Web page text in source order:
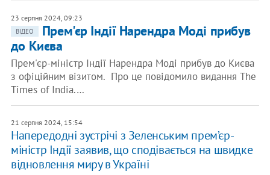
23 серпня 2024, 09:23
ВІДЕО
Прем'єр Індії Нарендра Моді прибув
до Києва
Прем'єр-міністр Індії Нарендра Моді прибув до Києва
з офіційним візитом. Про це повідомило видання The
Times of India.…
21 серпня 2024, 15:54
Напередодні зустрічі з Зеленським прем’єр-
міністр Індії заявив, що сподівається на швидке
відновлення миру в Україні